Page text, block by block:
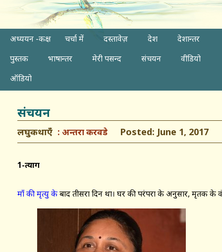
अध्ययन -कक्ष चर्चा में दस्तावेज़ देश
देशान्तर
पुस्तक
भाषान्तर मेरी पसन्द संचयन
वीडियो
ऑडियो
संचयन
लघुकथाएँ अन्तरा करवडे Posted: June 1, 2017
1-त्याग
माँ की मृत्यु केबाद तीसरा दिन था। घर की परंपरा के अनुसार, मृतक